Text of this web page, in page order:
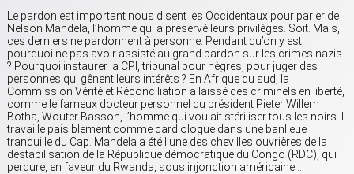
Le pardon est important nous disent les Occidentaux pour parler de
Nelson Mandela, l’homme qui a préservé leurs privilèges. Soit. Mais,
ces derniers ne pardonnent à personne. Pendant qu’on y est,
pourquoi ne pas avoir assisté au grand pardon sur les crimes nazis
? Pourquoi instaurer la CPI, tribunal pour nègres, pour juger des
personnes qui gênent leurs intérêts ? En Afrique du sud, la
Commission Vérité et Réconciliation a laissé des criminels en liberté,
comme le fameux docteur personnel du président Pieter Willem
Botha, Wouter Basson, l’homme qui voulait stériliser tous les noirs. Il
travaille paisiblement comme cardiologue dans une banlieue
tranquille du Cap. Mandela a été l’une des chevilles ouvrières de la
déstabilisation de la République démocratique du Congo (RDC), qui
perdure, en faveur du Rwanda, sous injonction américaine…